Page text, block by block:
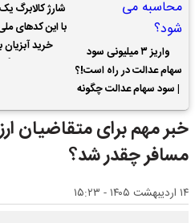
واریز ۳ میلیونی سود
سهام عدالت در راه است!؟
| سود سهام عدالت چگونه
محاسبه می شود؟
شارژ کالابرگ
با این کدهای
خرید آبزیان
خبر مهم برای متقاضیان
مسافر چقدر شد؟
۱۴ اردیبهشت ۱۴۰۵ - ۱۵:۲۳